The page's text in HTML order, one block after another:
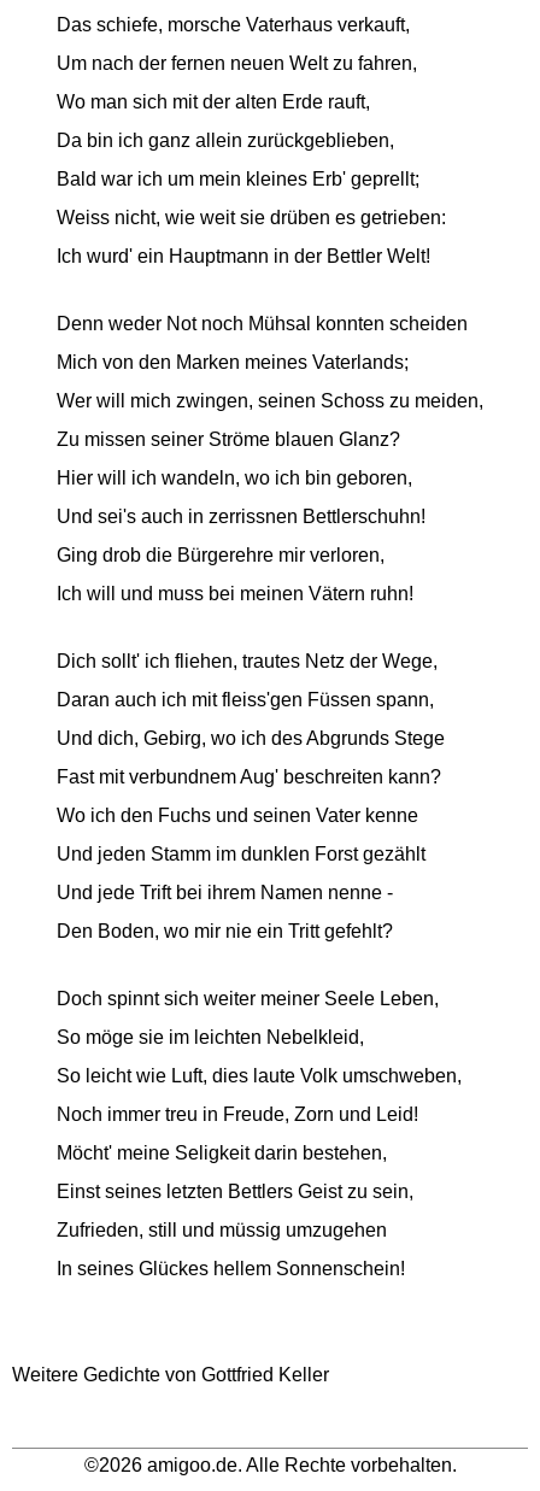
Das schiefe, morsche Vaterhaus verkauft,
Um nach der fernen neuen Welt zu fahren,
Wo man sich mit der alten Erde rauft,
Da bin ich ganz allein zurückgeblieben,
Bald war ich um mein kleines Erb' geprellt;
Weiss nicht, wie weit sie drüben es getrieben:
Ich wurd' ein Hauptmann in der Bettler Welt!
Denn weder Not noch Mühsal konnten scheiden
Mich von den Marken meines Vaterlands;
Wer will mich zwingen, seinen Schoss zu meiden,
Zu missen seiner Ströme blauen Glanz?
Hier will ich wandeln, wo ich bin geboren,
Und sei's auch in zerrissnen Bettlerschuhn!
Ging drob die Bürgerehre mir verloren,
Ich will und muss bei meinen Vätern ruhn!
Dich sollt' ich fliehen, trautes Netz der Wege,
Daran auch ich mit fleiss'gen Füssen spann,
Und dich, Gebirg, wo ich des Abgrunds Stege
Fast mit verbundnem Aug' beschreiten kann?
Wo ich den Fuchs und seinen Vater kenne
Und jeden Stamm im dunklen Forst gezählt
Und jede Trift bei ihrem Namen nenne -
Den Boden, wo mir nie ein Tritt gefehlt?
Doch spinnt sich weiter meiner Seele Leben,
So möge sie im leichten Nebelkleid,
So leicht wie Luft, dies laute Volk umschweben,
Noch immer treu in Freude, Zorn und Leid!
Möcht' meine Seligkeit darin bestehen,
Einst seines letzten Bettlers Geist zu sein,
Zufrieden, still und müssig umzugehen
In seines Glückes hellem Sonnenschein!
Weitere Gedichte von Gottfried Keller
©2026 amigoo.de. Alle Rechte vorbehalten.